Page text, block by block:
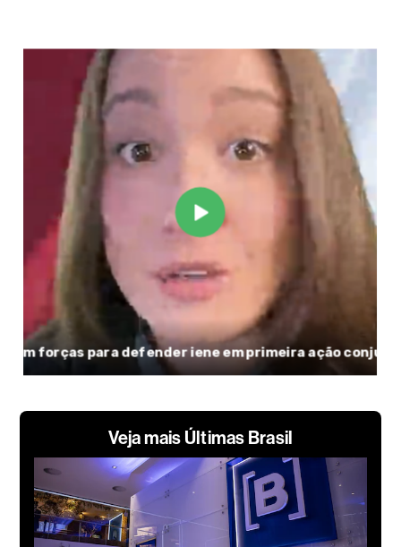
Veja mais Últimas Brasil